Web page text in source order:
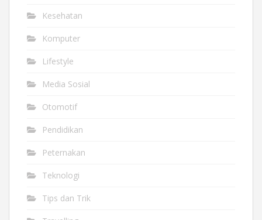
Kesehatan
Komputer
Lifestyle
Media Sosial
Otomotif
Pendidikan
Peternakan
Teknologi
Tips dan Trik